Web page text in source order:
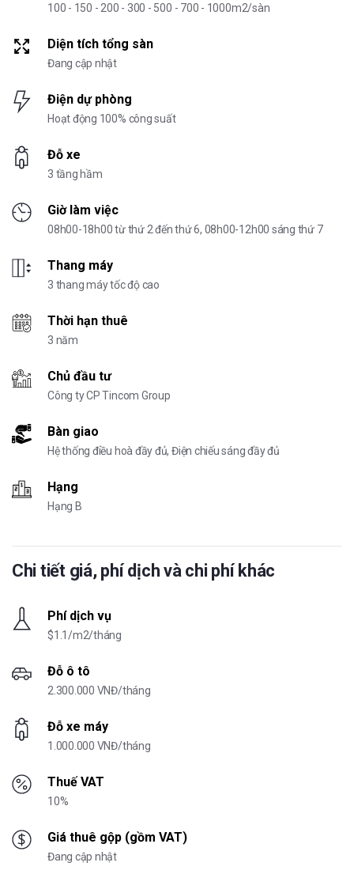
100 - 150 - 200 - 300 - 500 - 700 - 1000m2/sàn
Diện tích tổng sàn
Đang cập nhật
Điện dự phòng
Hoạt động 100% công suất
Đỗ xe
3 tầng hầm
Giờ làm việc
08h00-18h00 từ thứ 2 đến thứ 6, 08h00-12h00 sáng thứ 7
Thang máy
3 thang máy tốc độ cao
Thời hạn thuê
3 năm
Chủ đầu tư
Công ty CP Tincom Group
Bàn giao
Hệ thống điều hoà đầy đủ, Điện chiếu sáng đầy đủ
Hạng
Hạng B
Chi tiết giá, phí dịch và chi phí khác
Phí dịch vụ
$1.1/m2/tháng
Đỗ ô tô
2.300.000 VNĐ/tháng
Đỗ xe máy
1.000.000 VNĐ/tháng
Thuế VAT
10%
Giá thuê gộp (gồm VAT)
Đang cập nhật